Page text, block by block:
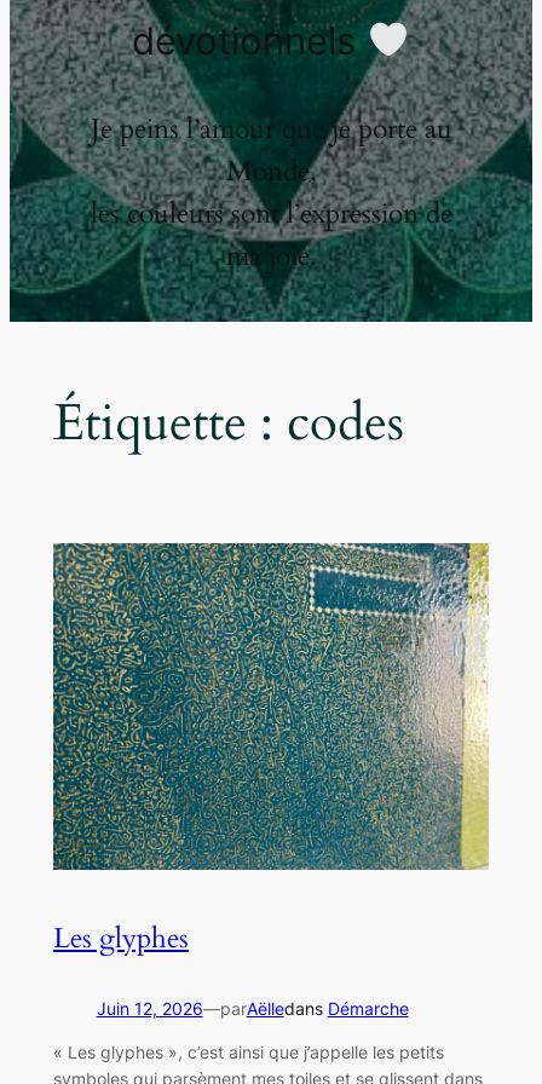
dévotionnels
Je peins l’amour que je porte au
Monde,
les couleurs sont l’expression de
ma joie.
Étiquette : codes
Les glyphes
Juin 12, 2026—parAëlledans Démarche
« Les glyphes », c’est ainsi que j’appelle les petits
symboles qui parsèment mes toiles et se glissent dans